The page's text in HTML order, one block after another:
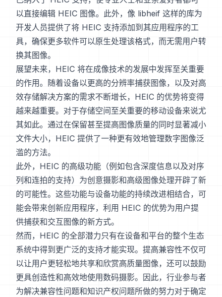
以直接编辑 HEIC 图像。此外，像 libheif 这样的库为
开发人员提供了将 HEIC 支持添加到其应用程序的工
具，确保更多软件可以原生处理该格式，而无需用户转
换其图像。
展望未来，HEIC 将在成像技术的发展中发挥至关重要
的作用。随着设备以更高的分辨率捕获图像，以及对高
效存储解决方案的需求不断增长，HEIC 的优势将变得
越来越重要。对于存储空间至关重要的移动设备来说尤
其如此。通过在保留甚至提高图像质量的同时显著减小
文件大小，HEIC 提供了一种更有效地管理数字图像泛
滥的方法。
此外，HEIC 的高级功能（例如包含深度信息以及对序
列和连拍的支持）为创意摄影和高级图像处理开辟了新
的可能性。这些功能与设备功能的持续改进相结合，可
能会带来创新应用程序，利用 HEIC 的优势为用户提
供捕获和交互图像的新方式。
然而，HEIC 的全部潜力只有在设备和平台的整个生态
系统中得到更广泛的支持才能实现。提高兼容性不仅可
以让用户更轻松地共享和欣赏高质量图像，还可以鼓励
更具创造性和高效地使用数码摄影。因此，行业参与者
为解决兼容性问题和知识产权问题所做的努力对于确定